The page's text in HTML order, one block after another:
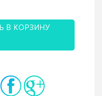
В КОРЗИНУ